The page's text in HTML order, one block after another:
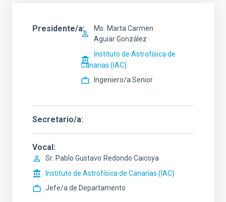
Presidente/a Ms.
Marta Carmen
Aguiar González
Instituto de Astrofísica de
Canarias (IAC)
Ingeniero/a Senior
Secretario/a
Vocal
Sr. Pablo Gustavo Redondo Caicoya
Instituto de Astrofísica de Canarias (IAC)
Jefe/a de Departamento